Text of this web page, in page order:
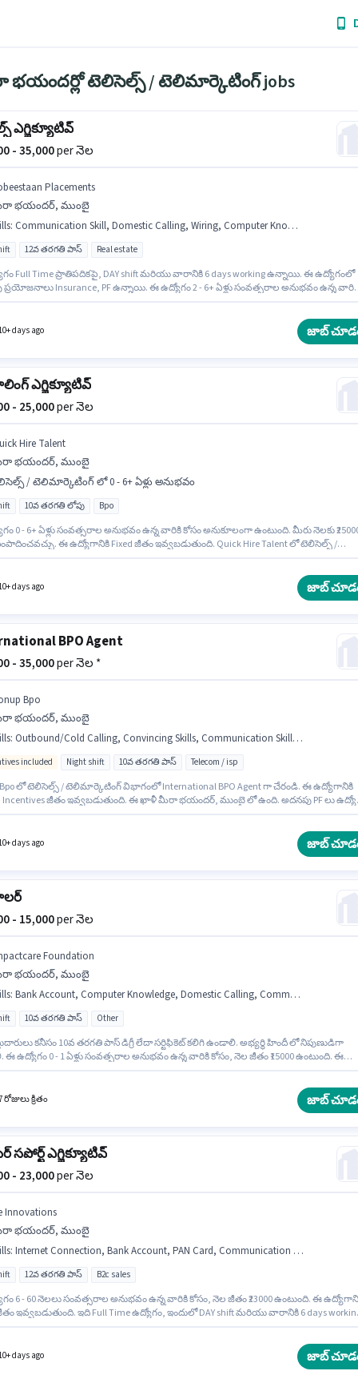
భయందర్లో టెలిసెల్స్ / టెలిమార్కెటింగ్ jobs
ఎగ్జిక్యూటివ్
- 35,000per నెల
Placements
భయందర్, ముంబై
: Communication Skill, Domestic Calling, Wiring, Computer Knowledge, Outbound/Cold Calling, Lead Generation
12వ తరగతి పాస్ Real estate
Full Time ప్రాతిపదికపై, DAY shift మరియు వారానికి 6 days working ఉన్నాయి. ఈ ఉద్యోగంలో
ప్రయోజనాలు Insurance, PF ఉన్నాయి. ఈ ఉద్యోగం 2 - 6+ ఏళ్లు సంవత్సరాల అనుభవం ఉన్న వారికి
Communication Skill, Wiring, Lead Generation, Domestic Calling, Computer
days ago జాబ్
ఎగ్జిక్యూటివ్
- 25,000per నెల
Hire Talent
భయందర్, ముంబై
/ టెలిమార్కెటింగ్ లో 0 - 6+ ఏళ్లు అనుభవం
10వ తరగతి లోపు Bpo
0 - 6+ ఏళ్లు సంవత్సరాల అనుభవం ఉన్న వారికి కోసం అనుకూలంగా ఉంటుంది. మీరు నెలకు
ఈ ఉద్యోగానికి Fixed జీతం ఇవ్వబడుతుంది. Quick Hire Talent లో టెలిసెల్స్ /
అభ్యర్థులు ఈ ఉద్యోగానికి అప్లై చేసుకోవచ్చు.
days ago జాబ్
BPO Agent
- 35,000per నెల *
Bpo
భయందర్, ముంబై
: Outbound/Cold Calling, Convincing Skills, Communication Skill, International Calling, Lead Generation, PAN Card, Bank Account, Aadhar Card
included Night shift 10వ తరగతి పాస్ Telecom / isp
Bpo లో టెలిసెల్స్ / టెలిమార్కెటింగ్ విభాగంలో International BPO Agent గా చేరండి. ఈ ఉద్యోగానికి
Incentives జీతం ఇవ్వబడుతుంది. ఈ ఖాళీ మీరా భయందర్, ముంబై లో ఉంది. అదనపు PF లు
కలిగి ఉండాలి.
days ago జాబ్
- 15,000per నెల
Foundation
భయందర్, ముంబై
: Bank Account, Computer Knowledge, Domestic Calling, Communication Skill, Aadhar Card, Wiring, PAN Card, Outbound/Cold Calling
10వ తరగతి పాస్ Other
కనీసం 10వ తరగతి పాస్ డిగ్రీ లేదా సర్టిఫికెట్ కలిగి ఉండాలి. అభ్యర్థి హిందీ లో నిపుణుడిగా
ఉద్యోగం 0 - 1 ఏళ్లు సంవత్సరాల అనుభవం ఉన్న వారికి కోసం, నెల జీతం ₹15000 ఉంటుంది. ఈ
ఉద్యోగానికి Fixed జీతం అందుబాటులో ఉంది.
రోజులు క్రితం జాబ్
సపోర్ట్ ఎగ్జిక్యూటివ్
- 23,000per నెల
Innovations
భయందర్, ముంబై
: Internet Connection, Bank Account, PAN Card, Communication Skill, Convincing Skills, Aadhar Card, Domestic Calling
12వ తరగతి పాస్ B2c sales
6 - 60 నెలలు సంవత్సరాల అనుభవం ఉన్న వారికి కోసం, నెల జీతం ₹23000 ఉంటుంది. ఈ
ఇవ్వబడుతుంది. ఇది Full Time ఉద్యోగం, ఇందులో DAY shift మరియు వారానికి 6 days
కలిగి ఉండాలి. ఈ ఉద్యోగానికి అవసరమైన డాక్యుమెంట్లు PAN Card, Aadhar Card, Bank
days ago జాబ్